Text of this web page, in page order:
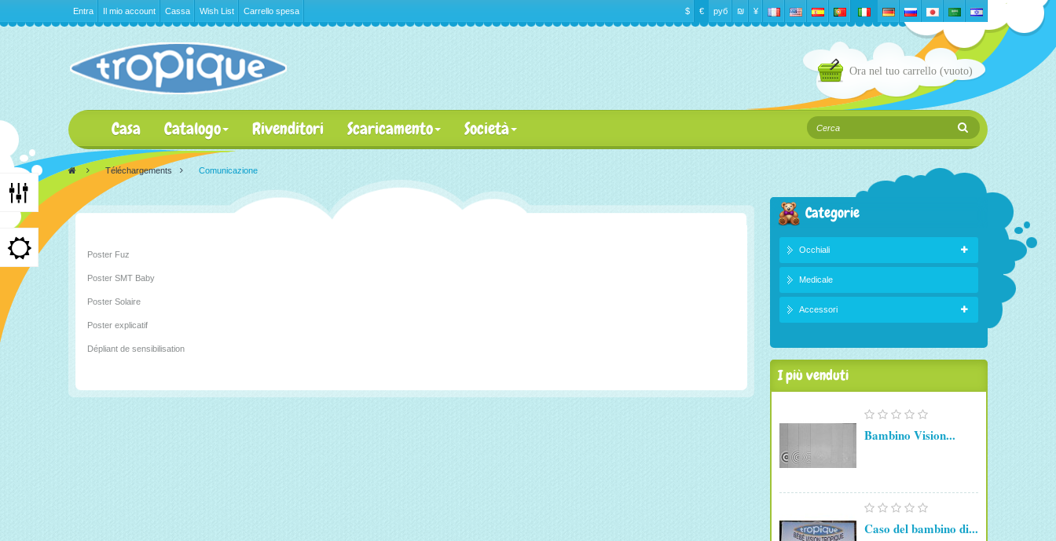
$ € руб ₪‎ ¥
Entra Il mio account Cassa Wish List Carrello spesa
Ora nel tuo carrello (vuoto)
Casa Catalogo Rivenditori Scaricamento Società
> Téléchargements > Comunicazione
Poster Fuz
Poster SMT Baby
Poster Solaire
Poster explicatif
Dépliant de sensibilisation
Categorie
Occhiali
Medicale
Accessori
I più venduti
Bambino Vision...
Caso del bambino di...